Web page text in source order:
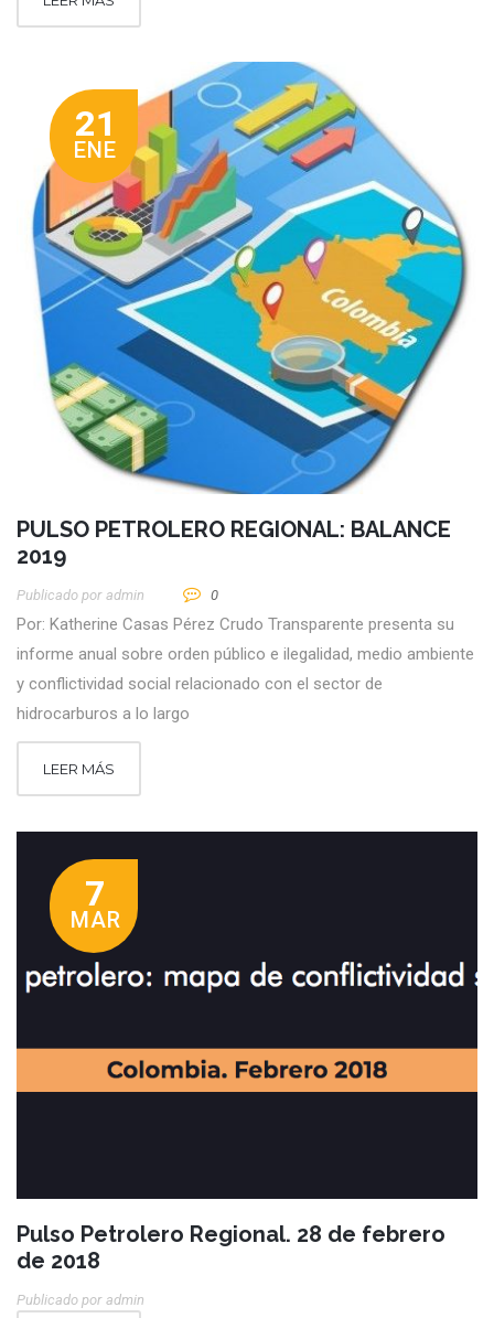
21
ENE
PULSO PETROLERO REGIONAL: BALANCE
2019
Publicado por Admin 0
Por: Katherine Casas Pérez Crudo Transparente presenta su
informe anual sobre orden público e ilegalidad, medio ambiente
y conflictividad social relacionado con el sector de
hidrocarburos a lo largo
LEER MÁS
7
MAR
Pulso Petrolero Regional. 28 de febrero
de 2018
Publicado por Admin